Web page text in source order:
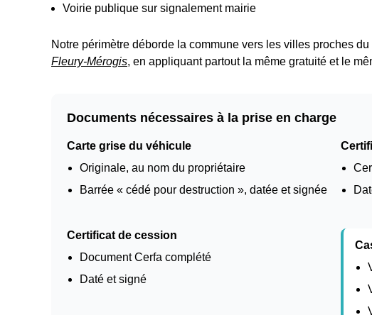
Voirie publique sur signalement mairie
Notre périmètre déborde la commune vers les villes proches
Fleury-Mérogis, en appliquant partout la même gratuité et le
Documents nécessaires à la prise en charge
Carte grise du véhicule
Originale, au nom du propriétaire
Barrée « cédé pour destruction », datée et signée
Certificat de cession
Document Cerfa complété
Daté et signé